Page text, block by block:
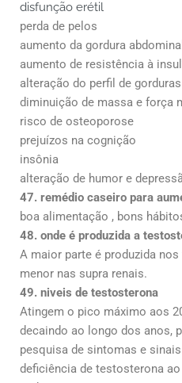
disfunção erétil
perda de pelos
aumento da gordura abdominal
aumento de resistência à
alteração do perfil de
diminuição de massa e força
risco de osteoporose
prejuízos na cognição
insônia
alteração de humor e
47. remédio caseiro para
boa alimentação , bons
48. onde é produzida a
A maior parte é produzida
menor nas supra renais.
49. niveis de testosterona
Atingem o pico máximo aos
decaindo ao longo dos anos,
pesquisa de sintomas e
deficiência de testosterona